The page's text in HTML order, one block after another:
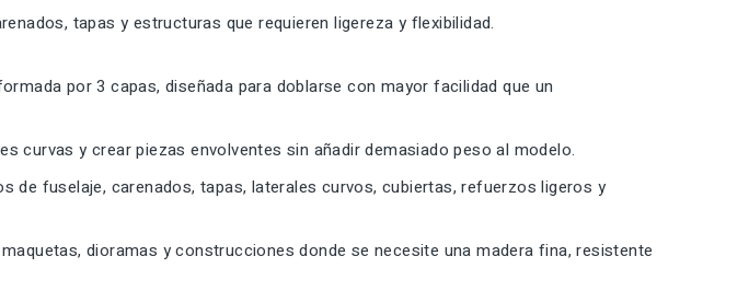
tapas y estructuras que requieren ligereza y flexibilidad.
por 3 capas, diseñada para doblarse con mayor facilidad que un
curvas y crear piezas envolventes sin añadir demasiado peso al modelo.
de fuselaje, carenados, tapas, laterales curvos, cubiertas, refuerzos ligeros y
dioramas y construcciones donde se necesite una madera fina, resistente